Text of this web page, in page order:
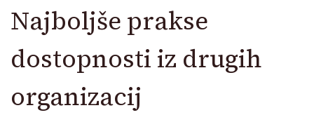
Najboljše prakse
dostopnosti iz drugih
organizacij